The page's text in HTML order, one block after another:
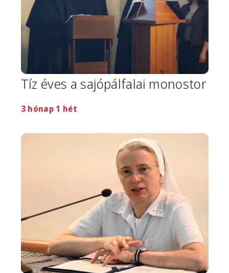
Tíz éves a sajópálfalai monostor
3 hónap 1 hét
Image